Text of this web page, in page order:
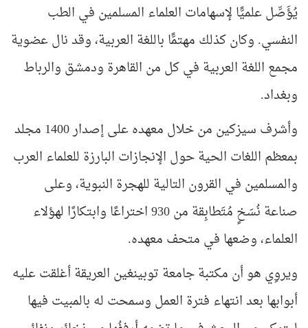
يُؤَصِّل علميًّا لإسهامات العلماء المسلمين في الطب
النفسي. وكان كذلك مهتمًّا باللغة العربية، وقد نال عضوية
مجمع اللغة العربية في كل من القاهرة ودمشق والرباط
وبغداد.
وأشرف سيزكين من خلال معهده على إصدار 1400 مجلد
بمعظم اللغات الحية حول الإنجازات البارزة للعلماء العرب
والمسلمين في القرون التالية للهجرة النبوية، وعلى
صناعة نُسَخٍ مُتَطابِقة من 930 اختراعًا وابتكارًا لهؤلاء
العلماء، وضعها في متحف معهده.
ويروِي هو أن مكتبة جامعة توبينغين العريقة أغلقت عليه
أبوابها بعد انتهاء فترة العمل وسمحت له بالمبيت فيها